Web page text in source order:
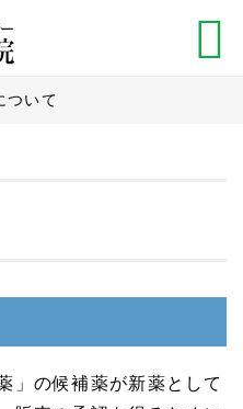
ついて
」の候補薬が新薬として